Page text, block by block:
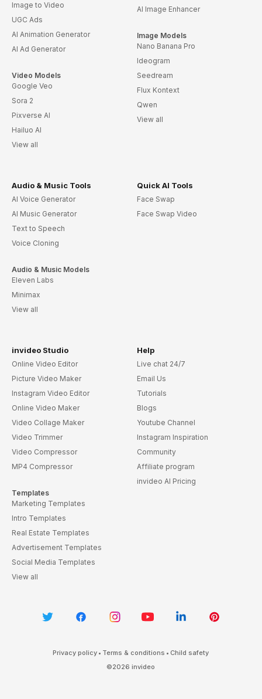
Image to Video
UGC Ads
AI Animation Generator
AI Ad Generator
Video Models
Google Veo
Sora 2
Pixverse AI
Hailuo AI
View all
AI Image Enhancer
Image Models
Nano Banana Pro
Ideogram
Seedream
Flux Kontext
Qwen
View all
Audio & Music Tools
AI Voice Generator
AI Music Generator
Text to Speech
Voice Cloning
Audio & Music Models
Eleven Labs
Minimax
View all
Quick AI Tools
Face Swap
Face Swap Video
invideo Studio
Online Video Editor
Picture Video Maker
Instagram Video Editor
Online Video Maker
Video Collage Maker
Video Trimmer
Video Compressor
MP4 Compressor
Templates
Marketing Templates
Intro Templates
Real Estate Templates
Advertisement Templates
Social Media Templates
View all
Help
Live chat 24/7
Email Us
Tutorials
Blogs
Youtube Channel
Instagram Inspiration
Community
Affiliate program
invideo AI Pricing
Privacy policy • Terms & conditions • Child safety
©2026 invideo